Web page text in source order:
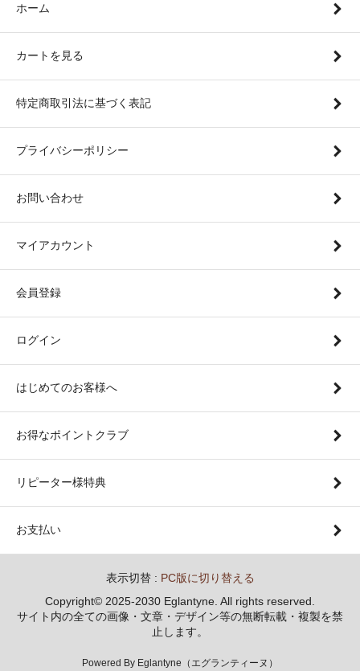
ホーム
カートを見る
特定商取引法に基づく表記
プライバシーポリシー
お問い合わせ
マイアカウント
会員登録
ログイン
はじめてのお客様へ
お得なポイントクラブ
リピーター様特典
お支払い
表示切替 : PC版に切り替える
Copyright© 2025-2030 Eglantyne. All rights reserved.
サイト内の全ての画像・文章・デザイン等の無断転載・複製を禁
止します。
Powered By Eglantyne（エグランティーヌ）